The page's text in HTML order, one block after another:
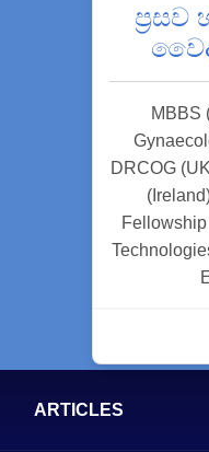
ප්‍රසව
MBBS
DRCOG
ARTICLES